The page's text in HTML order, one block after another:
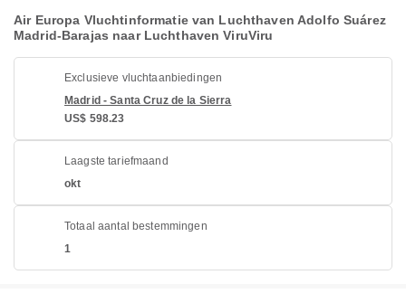
Air Europa Vluchtinformatie van Luchthaven Adolfo Suárez
Madrid-Barajas naar Luchthaven ViruViru
Exclusieve vluchtaanbiedingen
Madrid - Santa Cruz de la Sierra
US$ 598.23
Laagste tariefmaand
okt
Totaal aantal bestemmingen
1